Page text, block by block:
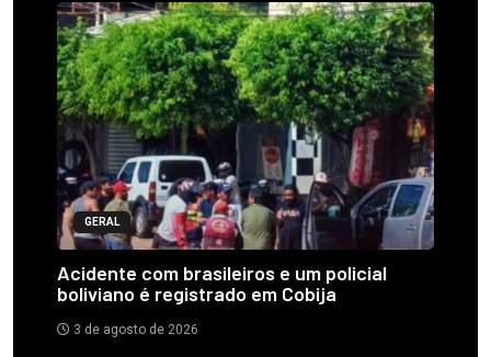
GERAL
Acidente com brasileiros e um policial
boliviano é registrado em Cobija
3 de agosto de 2026